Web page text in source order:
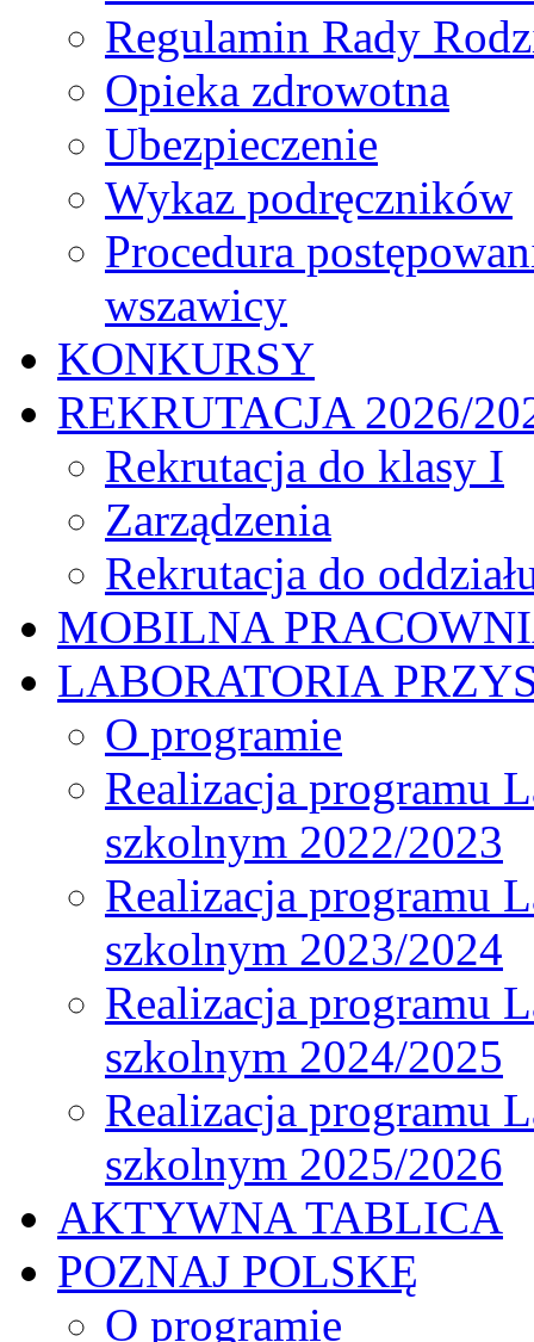
Regulamin Rady
Opieka zdrowotna
Ubezpieczenie
Wykaz podręczników
Procedura
wszawicy
KONKURSY
REKRUTACJA 2026/
Rekrutacja do klasy I
Zarządzenia
Rekrutacja do
MOBILNA
LABORATORIA
O programie
Realizacja programu
szkolnym 2022/2023
Realizacja programu
szkolnym 2023/2024
Realizacja programu
szkolnym 2024/2025
Realizacja programu
szkolnym 2025/2026
AKTYWNA TABLICA
POZNAJ POLSKĘ
O programie